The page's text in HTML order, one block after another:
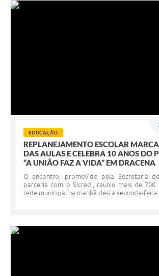
EDUCAÇÃO
REPLANEJAMENTO ESCOLAR
DAS AULAS E CELEBRA 10 ANOS DO
“A UNIÃO FAZ A VIDA” EM DRACENA
O encontro, promovido pela Secretaria
parceria com o Sicredi, reuniu mais de 700
rede municipal na manhã desta segunda-feira